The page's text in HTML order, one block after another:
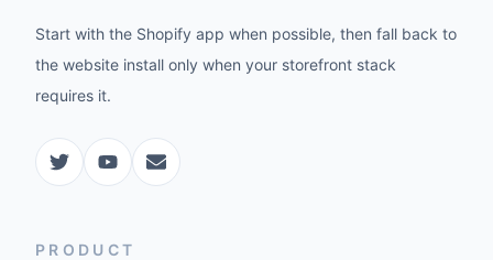
Start with the Shopify app when possible, then fall back to
the website install only when your storefront stack
requires it.
PRODUCT